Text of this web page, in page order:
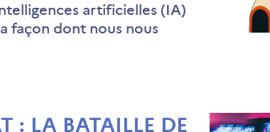
artificielles (IA)
façon dont nous nous
: LA BATAILLE DE